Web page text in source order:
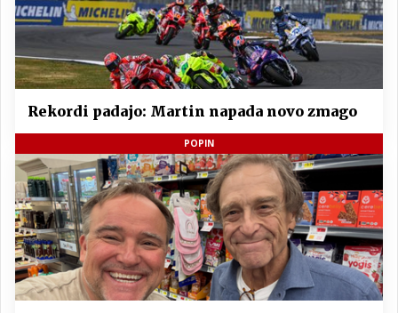
Rekordi padajo: Martin napada novo zmago
POPIN